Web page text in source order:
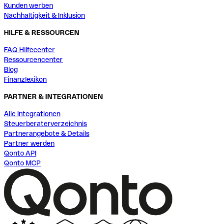
Kunden werben
Nachhaltigkeit & Inklusion
HILFE & RESSOURCEN
FAQ Hilfecenter
Ressourcencenter
Blog
Finanzlexikon
PARTNER & INTEGRATIONEN
Alle Integrationen
Steuerberaterverzeichnis
Partnerangebote & Details
Partner werden
Qonto API
Qonto MCP